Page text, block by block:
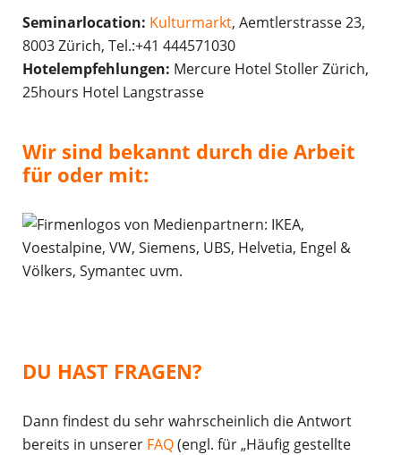
Seminarlocation: Kulturmarkt, Aemtlerstrasse 23,
8003 Zürich, Tel.:+41 444571030
Hotelempfehlungen: Mercure Hotel Stoller Zürich,
25hours Hotel Langstrasse
Wir sind bekannt durch die Arbeit
für oder mit:
DU HAST FRAGEN?
Dann findest du sehr wahrscheinlich die Antwort
bereits in unserer FAQ(engl. für „Häufig gestellte